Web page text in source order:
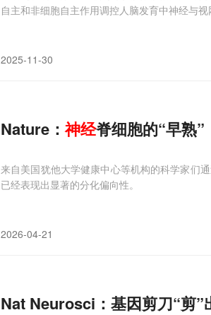
自主和非细胞自主作用调控人脑发育中神经与视
2025-11-30
Nature：神经脊细胞的“早熟”
来自美国犹他大学健康中心等机构的科学家们
已经表现出显著的分化偏向性。
2026-04-21
Nat Neurosci：基因剪刀“剪”